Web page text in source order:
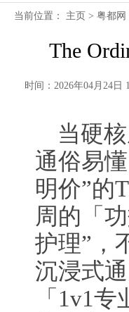
当前位置： 主页 > 粤都网
The
时间：2026年04月24日
当硬
通俗易
明价”的
周的「
护理”，
沉浸式
「1v1